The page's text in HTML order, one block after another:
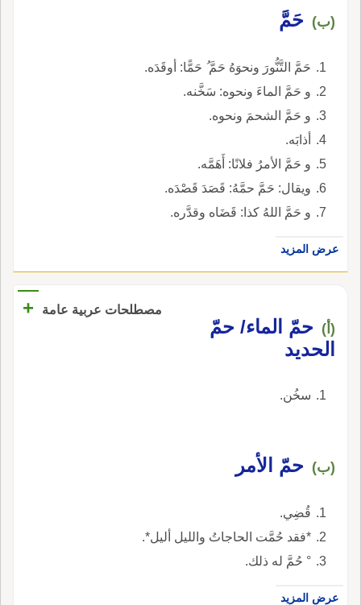
(ب) حَمَّ
حَمَّ التَّنُّورَ ونحوَهُ حَمَّ ُ حَمًّا: أوقَدَه.
و حَمَّ الماءَ ونحوه: سَخَّنه.
و حَمَّ الشحمَ ونحوه.
أذابَه.
و حَمَّ الأمرُ فلانًا: أَهَمَّه.
ويقال: حَمَّ حمَّهُ: قَصَدَ قَصْدَه.
و حَمَّ اللهُ كذا: قَضَاه وقدَّره.
عرض المزيد
مصطلحات عربية عامة +
(أ) حمّ الماء/ حمّ
الحديد
سخُن.
(ب) حمّ الأمر
قُضِي.
*فقد حُمَّت الحاجاتُ والليل أليل*.
° حُمَّ له ذلك.
عرض المزيد